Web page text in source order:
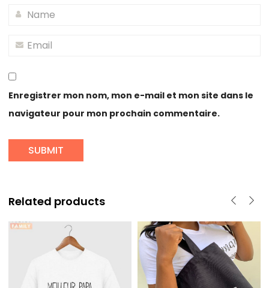
Enregistrer mon nom, mon e-mail et mon site dans le
navigateur pour mon prochain commentaire.
Related products